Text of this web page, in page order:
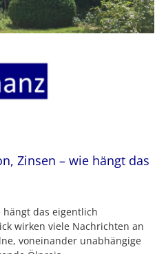
Zinsen – wie hängt das
das eigentlich
wirken viele Nachrichten an
voneinander unabhängige